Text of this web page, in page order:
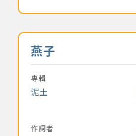
音樂名稱
燕子
專輯
泥土
作詞者